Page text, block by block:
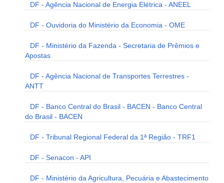
DF - Agência Nacional de Energia Elétrica - ANEEL
DF - Ouvidoria do Ministério da Economia - OME
DF - Ministério da Fazenda - Secretaria de Prêmios e
Apostas
DF - Agência Nacional de Transportes Terrestres -
ANTT
DF - Banco Central do Brasil - BACEN - Banco Central
do Brasil - BACEN
DF - Tribunal Regional Federal da 1ª Região - TRF1
DF - Senacon - API
DF - Ministério da Agricultura, Pecuária e Abastecimento